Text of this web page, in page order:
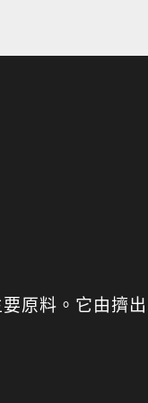
原料。它由擠出